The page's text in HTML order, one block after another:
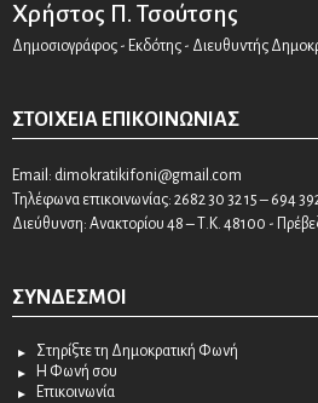
Χρήστος Π. Τσούτσης
Δημοσιογράφος - Εκδότης - Διευθυντής
ΣΤΟΙΧΕΊΑ ΕΠΙΚΟΙΝΩΝΊΑΣ
Email: dimokratikifoni@gmail.com
Τηλέφωνα επικοινωνίας: 2682 30 32 15 – 694
Διεύθυνση: Ανακτορίου 48 – Τ.Κ. 48100 -
ΣΎΝΔΕΣΜΟΙ
Στηρίξτε τη Δημοκρατική Φωνή
Η Φωνή σου
Επικοινωνία